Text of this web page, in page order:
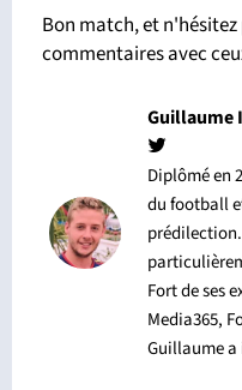
Bon match, et
commentaires avec
Guillaume
Diplômé en
du football
Fort de ses
Media365,
Guillaume a